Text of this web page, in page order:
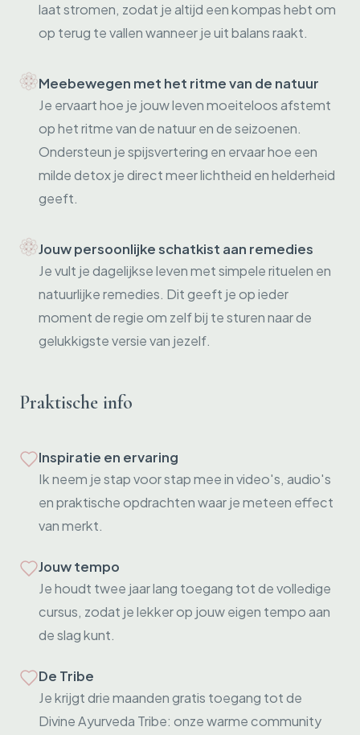
laat stromen, zodat je altijd een kompas hebt om
op terug te vallen wanneer je uit balans raakt.
Meebewegen met het ritme van de natuur
Je ervaart hoe je jouw leven moeiteloos afstemt
op het ritme van de natuur en de seizoenen.
Ondersteun je spijsvertering en ervaar hoe een
milde detox je direct meer lichtheid en helderheid
geeft.
Jouw persoonlijke schatkist aan remedies
Je vult je dagelijkse leven met simpele rituelen en
natuurlijke remedies. Dit geeft je op ieder
moment de regie om zelf bij te sturen naar de
gelukkigste versie van jezelf.
Praktische info
Inspiratie en ervaring
Ik neem je stap voor stap mee in video's, audio's
en praktische opdrachten waar je meteen effect
van merkt.
Jouw tempo
Je houdt twee jaar lang toegang tot de volledige
cursus, zodat je lekker op jouw eigen tempo aan
de slag kunt.
De Tribe
Je krijgt drie maanden gratis toegang tot de
Divine Ayurveda Tribe: onze warme community